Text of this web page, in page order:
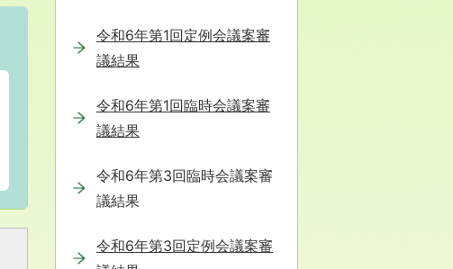
令和6年第1回定例会議案審
議結果
令和6年第1回臨時会議案審
議結果
令和6年第3回臨時会議案審
議結果
令和6年第3回定例会議案審